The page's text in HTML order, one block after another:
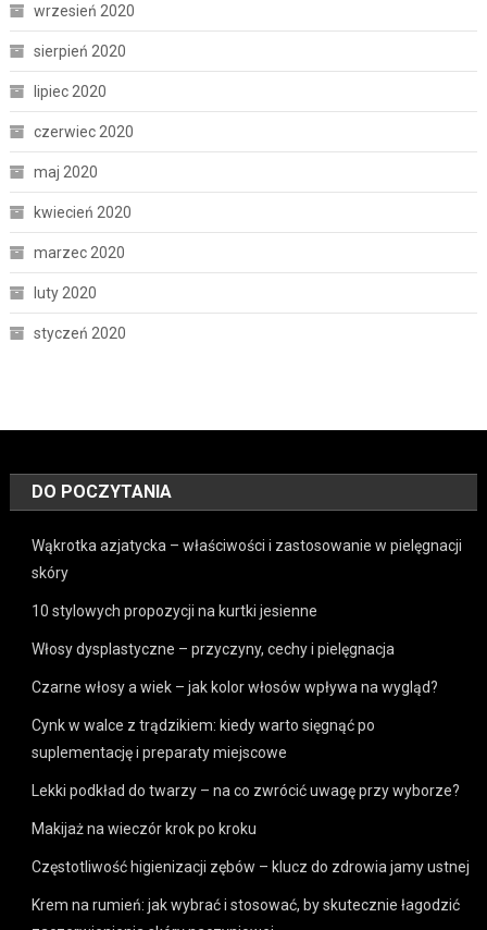
wrzesień 2020
sierpień 2020
lipiec 2020
czerwiec 2020
maj 2020
kwiecień 2020
marzec 2020
luty 2020
styczeń 2020
DO POCZYTANIA
Wąkrotka azjatycka – właściwości i zastosowanie w pielęgnacji
skóry
10 stylowych propozycji na kurtki jesienne
Włosy dysplastyczne – przyczyny, cechy i pielęgnacja
Czarne włosy a wiek – jak kolor włosów wpływa na wygląd?
Cynk w walce z trądzikiem: kiedy warto sięgnąć po
suplementację i preparaty miejscowe
Lekki podkład do twarzy – na co zwrócić uwagę przy wyborze?
Makijaż na wieczór krok po kroku
Częstotliwość higienizacji zębów – klucz do zdrowia jamy ustnej
Krem na rumień: jak wybrać i stosować, by skutecznie łagodzić